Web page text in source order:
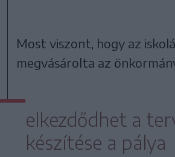
Most viszont, hogy az
megvásárolta az
elkezdődhet a
készítése a pálya